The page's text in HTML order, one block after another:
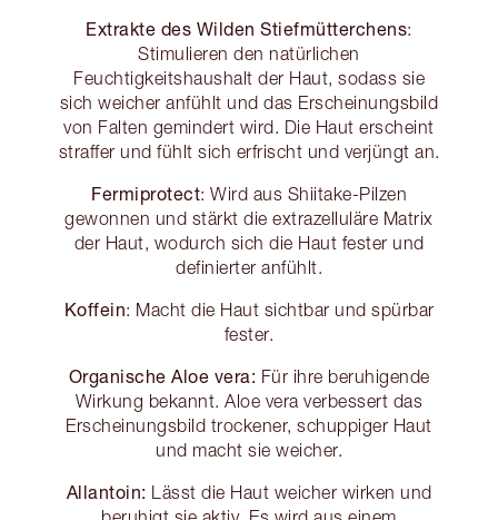
Extrakte des Wilden Stiefmütterchens:
Stimulieren den natürlichen
Feuchtigkeitshaushalt der Haut, sodass sie
sich weicher anfühlt und das Erscheinungsbild
von Falten gemindert wird. Die Haut erscheint
straffer und fühlt sich erfrischt und verjüngt an.
Fermiprotect: Wird aus Shiitake-Pilzen
gewonnen und stärkt die extrazelluläre Matrix
der Haut, wodurch sich die Haut fester und
definierter anfühlt.
Koffein: Macht die Haut sichtbar und spürbar
fester.
Organische Aloe vera: Für ihre beruhigende
Wirkung bekannt. Aloe vera verbessert das
Erscheinungsbild trockener, schuppiger Haut
und macht sie weicher.
Allantoin: Lässt die Haut weicher wirken und